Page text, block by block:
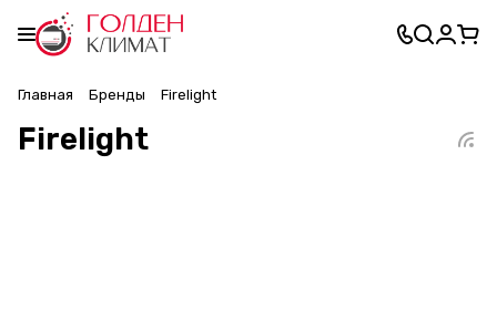
Главная Бренды Firelight
Firelight